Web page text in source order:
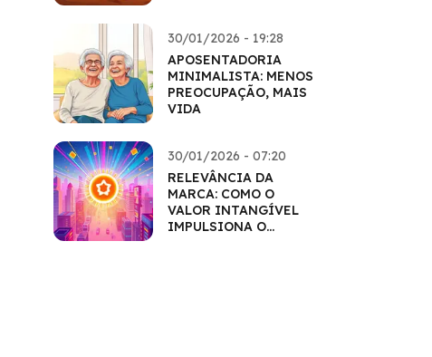
30/01/2026 - 19:28
APOSENTADORIA
MINIMALISTA: MENOS
PREOCUPAÇÃO, MAIS
VIDA
30/01/2026 - 07:20
RELEVÂNCIA DA
MARCA: COMO O
VALOR INTANGÍVEL
IMPULSIONA O